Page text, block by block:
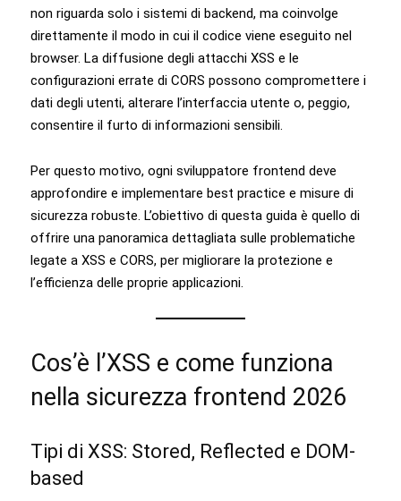
non riguarda solo i sistemi di backend, ma coinvolge
direttamente il modo in cui il codice viene eseguito nel
browser. La diffusione degli attacchi XSS e le
configurazioni errate di CORS possono compromettere i
dati degli utenti, alterare l’interfaccia utente o, peggio,
consentire il furto di informazioni sensibili.
Per questo motivo, ogni sviluppatore frontend deve
approfondire e implementare best practice e misure di
sicurezza robuste. L’obiettivo di questa guida è quello di
offrire una panoramica dettagliata sulle problematiche
legate a XSS e CORS, per migliorare la protezione e
l’efficienza delle proprie applicazioni.
Cos’è l’XSS e come funziona
nella sicurezza frontend 2026
Tipi di XSS: Stored, Reflected e DOM-
based